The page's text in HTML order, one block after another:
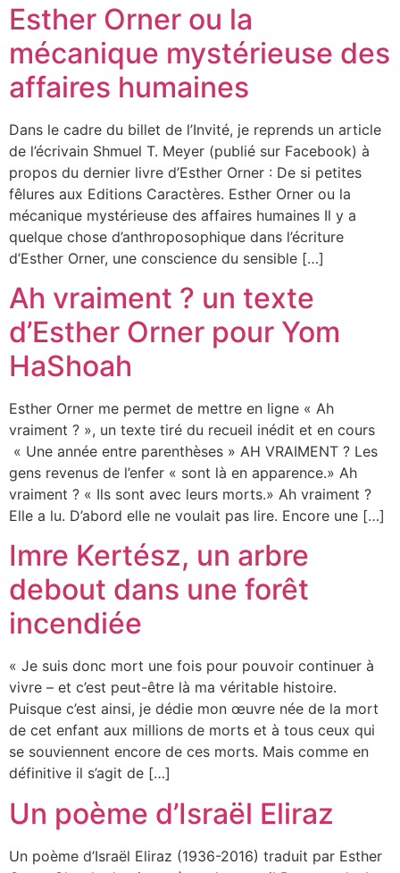
Esther Orner ou la
mécanique mystérieuse des
affaires humaines
Dans le cadre du billet de l’Invité, je reprends un article
de l’écrivain Shmuel T. Meyer (publié sur Facebook) à
propos du dernier livre d’Esther Orner : De si petites
fêlures aux Editions Caractères. Esther Orner ou la
mécanique mystérieuse des affaires humaines Il y a
quelque chose d’anthroposophique dans l’écriture
d’Esther Orner, une conscience du sensible […]
Ah vraiment ? un texte
d’Esther Orner pour Yom
HaShoah
Esther Orner me permet de mettre en ligne « Ah
vraiment ? », un texte tiré du recueil inédit et en cours
« Une année entre parenthèses » AH VRAIMENT ? Les
gens revenus de l’enfer « sont là en apparence.» Ah
vraiment ? « Ils sont avec leurs morts.» Ah vraiment ?
Elle a lu. D’abord elle ne voulait pas lire. Encore une […]
Imre Kertész, un arbre
debout dans une forêt
incendiée
« Je suis donc mort une fois pour pouvoir continuer à
vivre – et c’est peut-être là ma véritable histoire.
Puisque c’est ainsi, je dédie mon œuvre née de la mort
de cet enfant aux millions de morts et à tous ceux qui
se souviennent encore de ces morts. Mais comme en
définitive il s’agit de […]
Un poème d’Israël Eliraz
Un poème d’Israël Eliraz (1936-2016) traduit par Esther